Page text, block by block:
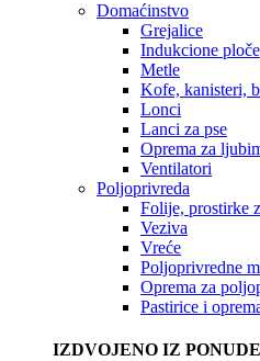
Domaćinstvo
Grejalice
Indukcione ploče
Metle
Kofe, kanisteri,
Lonci
Lanci za pse
Oprema za
Ventilatori
Poljoprivreda
Folije, prostirke
Veziva
Vreće
Poljoprivredne
Oprema za
Pastirice i
IZDVOJENO IZ PONUDE